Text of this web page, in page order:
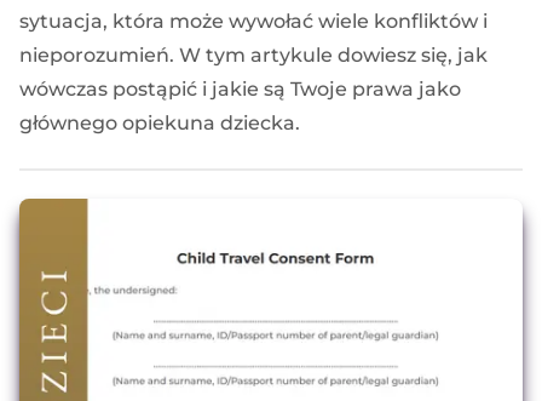
sytuacja, która może wywołać wiele konfliktów i
nieporozumień. W tym artykule dowiesz się, jak
wówczas postąpić i jakie są Twoje prawa jako
głównego opiekuna dziecka.